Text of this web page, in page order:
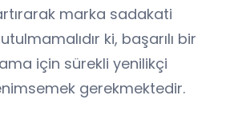
marka sadakati
ki, başarılı bir
için sürekli yenilikçi
gerekmektedir.